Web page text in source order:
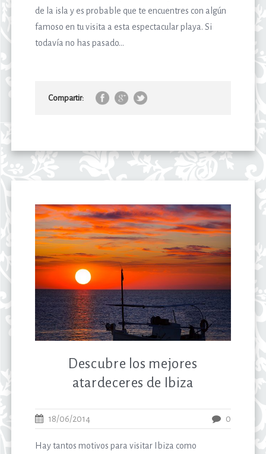
de la isla y es probable que te encuentres con algún
famoso en tu visita a esta espectacular playa. Si
todavía no has pasado...
Compartir:
Descubre los mejores
atardeceres de Ibiza
18/06/2014 0
Hay tantos motivos para visitar Ibiza como